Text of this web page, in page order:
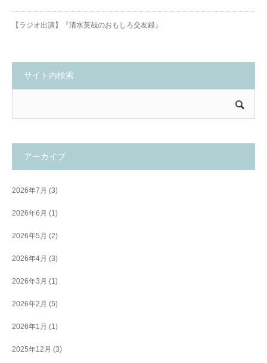
【ラジオ出演】『清水英哉のおもしろ交友録』
サイト内検索
アーカイブ
2026年7月 (3)
2026年6月 (1)
2026年5月 (2)
2026年4月 (3)
2026年3月 (1)
2026年2月 (5)
2026年1月 (1)
2025年12月 (3)